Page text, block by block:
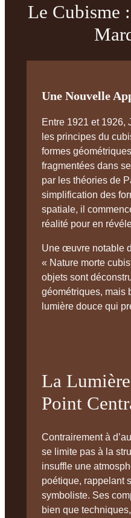
Le Cubisme
Une Nouvelle
Entre 1921 et 1926,
les principes du
formes
fragmentées dans
par les théories de
simplification des
spatiale, il
réalité pour en
Une œuvre notable
« Nature morte
objets sont
géométriques, mais
lumière douce qui
La
Point
Contrairement à
se limite pas à la
insuffle une
poétique, rappelant
symboliste. Ses
bien que